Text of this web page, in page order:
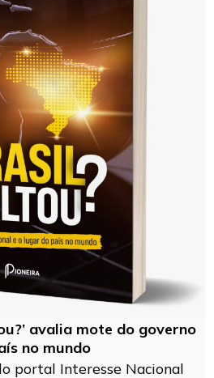
avalia mote do governo
no mundo
portal Interesse Nacional